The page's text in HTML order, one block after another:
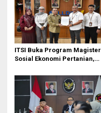
ITSI Buka Program Magister
Sosial Ekonomi Pertanian,
Masa Depan Agribisnis
Indonesia